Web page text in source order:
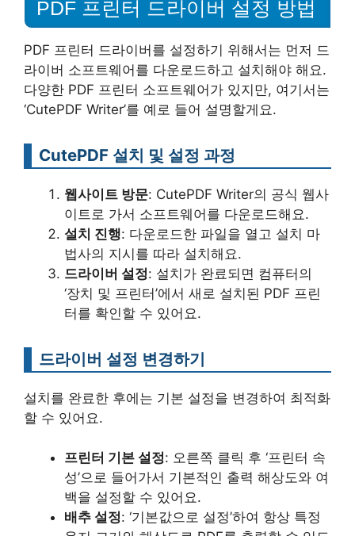
PDF 프린터 드라이버 설정 방법
PDF 프린터 드라이버를 설정하기 위해서는 먼저 드
라이버 소프트웨어를 다운로드하고 설치해야 해요.
다양한 PDF 프린터 소프트웨어가 있지만, 여기서는
‘CutePDF Writer’를 예로 들어 설명할게요.
CutePDF 설치 및 설정 과정
웹사이트 방문: CutePDF Writer의 공식 웹사
이트로 가서 소프트웨어를 다운로드해요.
설치 진행: 다운로드한 파일을 열고 설치 마
법사의 지시를 따라 설치해요.
드라이버 설정: 설치가 완료되면 컴퓨터의
‘장치 및 프린터’에서 새로 설치된 PDF 프린
터를 확인할 수 있어요.
드라이버 설정 변경하기
설치를 완료한 후에는 기본 설정을 변경하여 최적화
할 수 있어요.
프린터 기본 설정: 오른쪽 클릭 후 ‘프린터 속
성’으로 들어가서 기본적인 출력 해상도와 여
백을 설정할 수 있어요.
배추 설정: ‘기본값으로 설정’하여 항상 특정